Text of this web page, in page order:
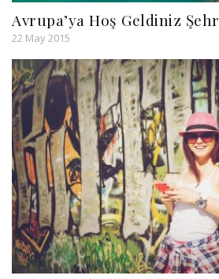
Avrupa’ya Hoş Geldiniz
22 May 2015